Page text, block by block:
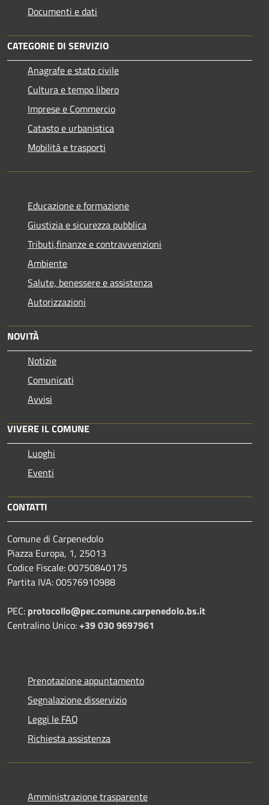
Documenti e dati
CATEGORIE DI SERVIZIO
Anagrafe e stato civile
Cultura e tempo libero
Imprese e Commercio
Catasto e urbanistica
Mobilità e trasporti
Educazione e formazione
Giustizia e sicurezza pubblica
Tributi,finanze e contravvenzioni
Ambiente
Salute, benessere e assistenza
Autorizzazioni
NOVITÀ
Notizie
Comunicati
Avvisi
VIVERE IL COMUNE
Luoghi
Eventi
CONTATTI
Comune di Carpenedolo
Piazza Europa, 1, 25013
Codice Fiscale: 00750840175
Partita IVA: 00576910988
PEC: protocollo@pec.comune.carpenedolo.bs.it
Centralino Unico:+39 030 9697961
Prenotazione appuntamento
Segnalazione disservizio
Leggi le FAQ
Richiesta assistenza
Amministrazione trasparente